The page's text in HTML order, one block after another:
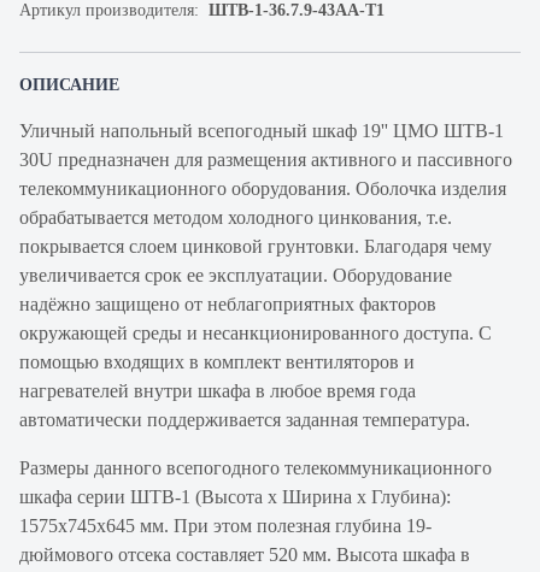
Артикул производителя: ШТВ-1-36.7.9-43АА-Т1
ОПИСАНИЕ
Уличный напольный всепогодный шкаф 19'' ЦМО ШТВ-1
30U предназначен для размещения активного и пассивного
телекоммуникационного оборудования. Оболочка изделия
обрабатывается методом холодного цинкования, т.е.
покрывается слоем цинковой грунтовки. Благодаря чему
увеличивается срок ее эксплуатации. Оборудование
надёжно защищено от неблагоприятных факторов
окружающей среды и несанкционированного доступа. С
помощью входящих в комплект вентиляторов и
нагревателей внутри шкафа в любое время года
автоматически поддерживается заданная температура.
Размеры данного всепогодного телекоммуникационного
шкафа серии ШТВ-1 (Высота х Ширина х Глубина):
1575х745х645 мм. При этом полезная глубина 19-
дюймового отсека составляет 520 мм. Высота шкафа в